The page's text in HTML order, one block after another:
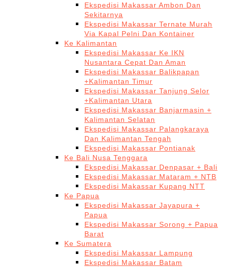
Ekspedisi Makassar Ambon Dan
Sekitarnya
Ekspedisi Makassar Ternate Murah
Via Kapal Pelni Dan Kontainer
Ke Kalimantan
Ekspedisi Makassar Ke IKN
Nusantara Cepat Dan Aman
Ekspedisi Makassar Balikpapan
+Kalimantan Timur
Ekspedisi Makassar Tanjung Selor
+Kalimantan Utara
Ekspedisi Makassar Banjarmasin +
Kalimantan Selatan
Ekspedisi Makassar Palangkaraya
Dan Kalimantan Tengah
Ekspedisi Makassar Pontianak
Ke Bali Nusa Tenggara
Ekspedisi Makassar Denpasar + Bali
Ekspedisi Makassar Mataram + NTB
Ekspedisi Makassar Kupang NTT
Ke Papua
Ekspedisi Makassar Jayapura +
Papua
Ekspedisi Makassar Sorong + Papua
Barat
Ke Sumatera
Ekspedisi Makassar Lampung
Ekspedisi Makassar Batam